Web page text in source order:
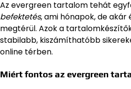
Az evergreen tartalom tehát
befektetés, ami hónapok, de akár
megtérül. Azok a
stabilabb, kiszámíthatóbb
online térben.
Miért fontos az evergreen